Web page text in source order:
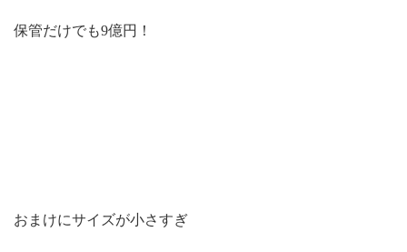
保管だけでも9億円！
おまけにサイズが小さすぎ